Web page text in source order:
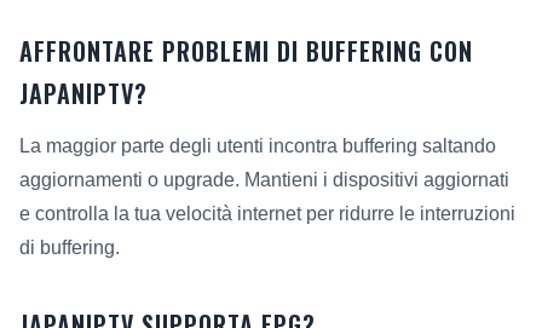
AFFRONTARE PROBLEMI DI BUFFERING CON
JAPANIPTV?
La maggior parte degli utenti incontra buffering saltando
aggiornamenti o upgrade. Mantieni i dispositivi aggiornati
e controlla la tua velocità internet per ridurre le interruzioni
di buffering.